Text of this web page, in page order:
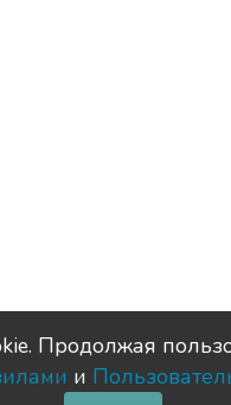
Продолжая
и